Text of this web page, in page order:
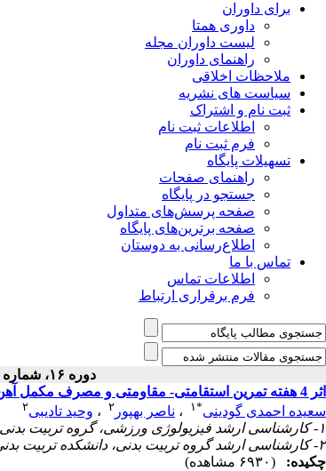
برای داوران
داوری همتا
لیست داوران مجله
راهنمای داوران
ملاحظات اخلاقی
سیاست های نشریه
ثبت نام و اشتراک
اطلاعات ثبت نام
فرم ثبت نام
تسهیلات پایگاه
راهنمای صفحات
جستجو در پایگاه
صفحه پرسش‌های متداول
صفحه برترین‌های پایگاه
اطلاع‌رسانی به دوستان
تماس با ما
اطلاعات تماس
فرم برقراری ارتباط
دوره ۱۶، شماره ۱ - ( مجله علمی پژوهان، پاییز ۱۳۹۶ )
اثر 4 هفته تمرین استقامتی- مقاومتی و مصرف مکمل آهن بر برخی از شاخصهای هماتولوژیک خون دختران فعال
سعیده احمدی گودینی*۱ ، ناصر بهپور ۲ ، وحید تادیبی۲
۱- کارشناسی ارشد فیزیولوژی ورزشی، گروه تربیت بدنی، دانشکده تربیت بدنی، دانشگاه رازی کرمانشاه، ایران. ،
۲- کارشناسی ارشد گروه تربیت بدنی، دانشکده تربیت بدنی، دانشگاه رازی کرمانشاه، ایران.
چکیده:
(۶۹۳۰ مشاهده)